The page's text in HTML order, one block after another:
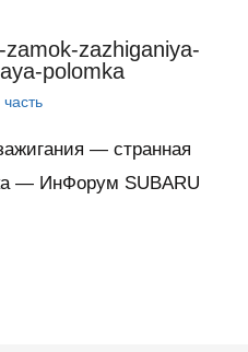
zamok-zazhiganiya-
polomka
— странная
— ИнФорум SUBARU